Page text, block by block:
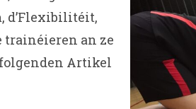
d’Flexibilitéit,
trainéieren an ze
Artikel